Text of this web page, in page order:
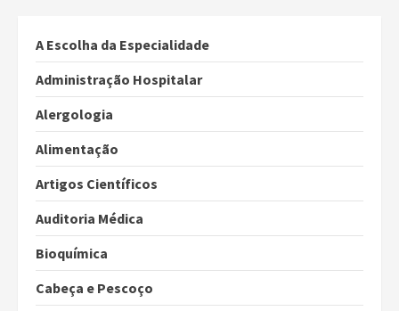
A Escolha da Especialidade
Administração Hospitalar
Alergologia
Alimentação
Artigos Científicos
Auditoria Médica
Bioquímica
Cabeça e Pescoço